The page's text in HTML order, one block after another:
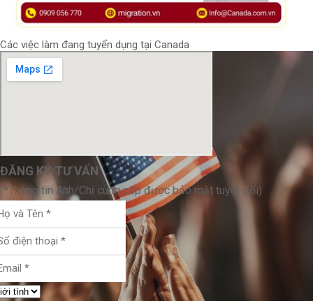
Các việc làm đang tuyển dụng tại Canada
ĐĂNG KÝ TƯ VẤN
(*Thông tin Anh/Chị cung cấp được bảo mật tuyệt đối)